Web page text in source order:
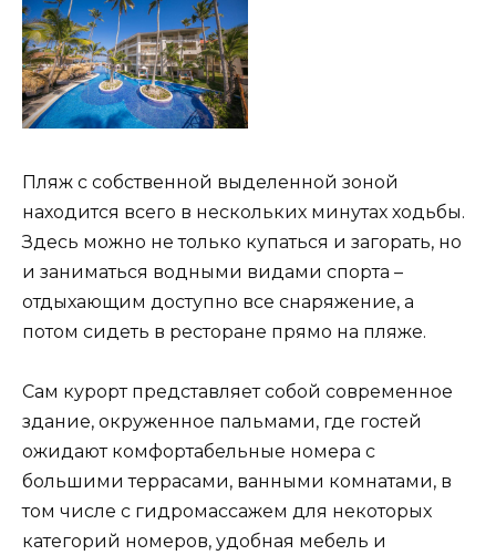
Пляж с собственной выделенной зоной
находится всего в нескольких минутах ходьбы.
Здесь можно не только купаться и загорать, но
и заниматься водными видами спорта –
отдыхающим доступно все снаряжение, а
потом сидеть в ресторане прямо на пляже.
Сам курорт представляет собой современное
здание, окруженное пальмами, где гостей
ожидают комфортабельные номера с
большими террасами, ванными комнатами, в
том числе с гидромассажем для некоторых
категорий номеров, удобная мебель и